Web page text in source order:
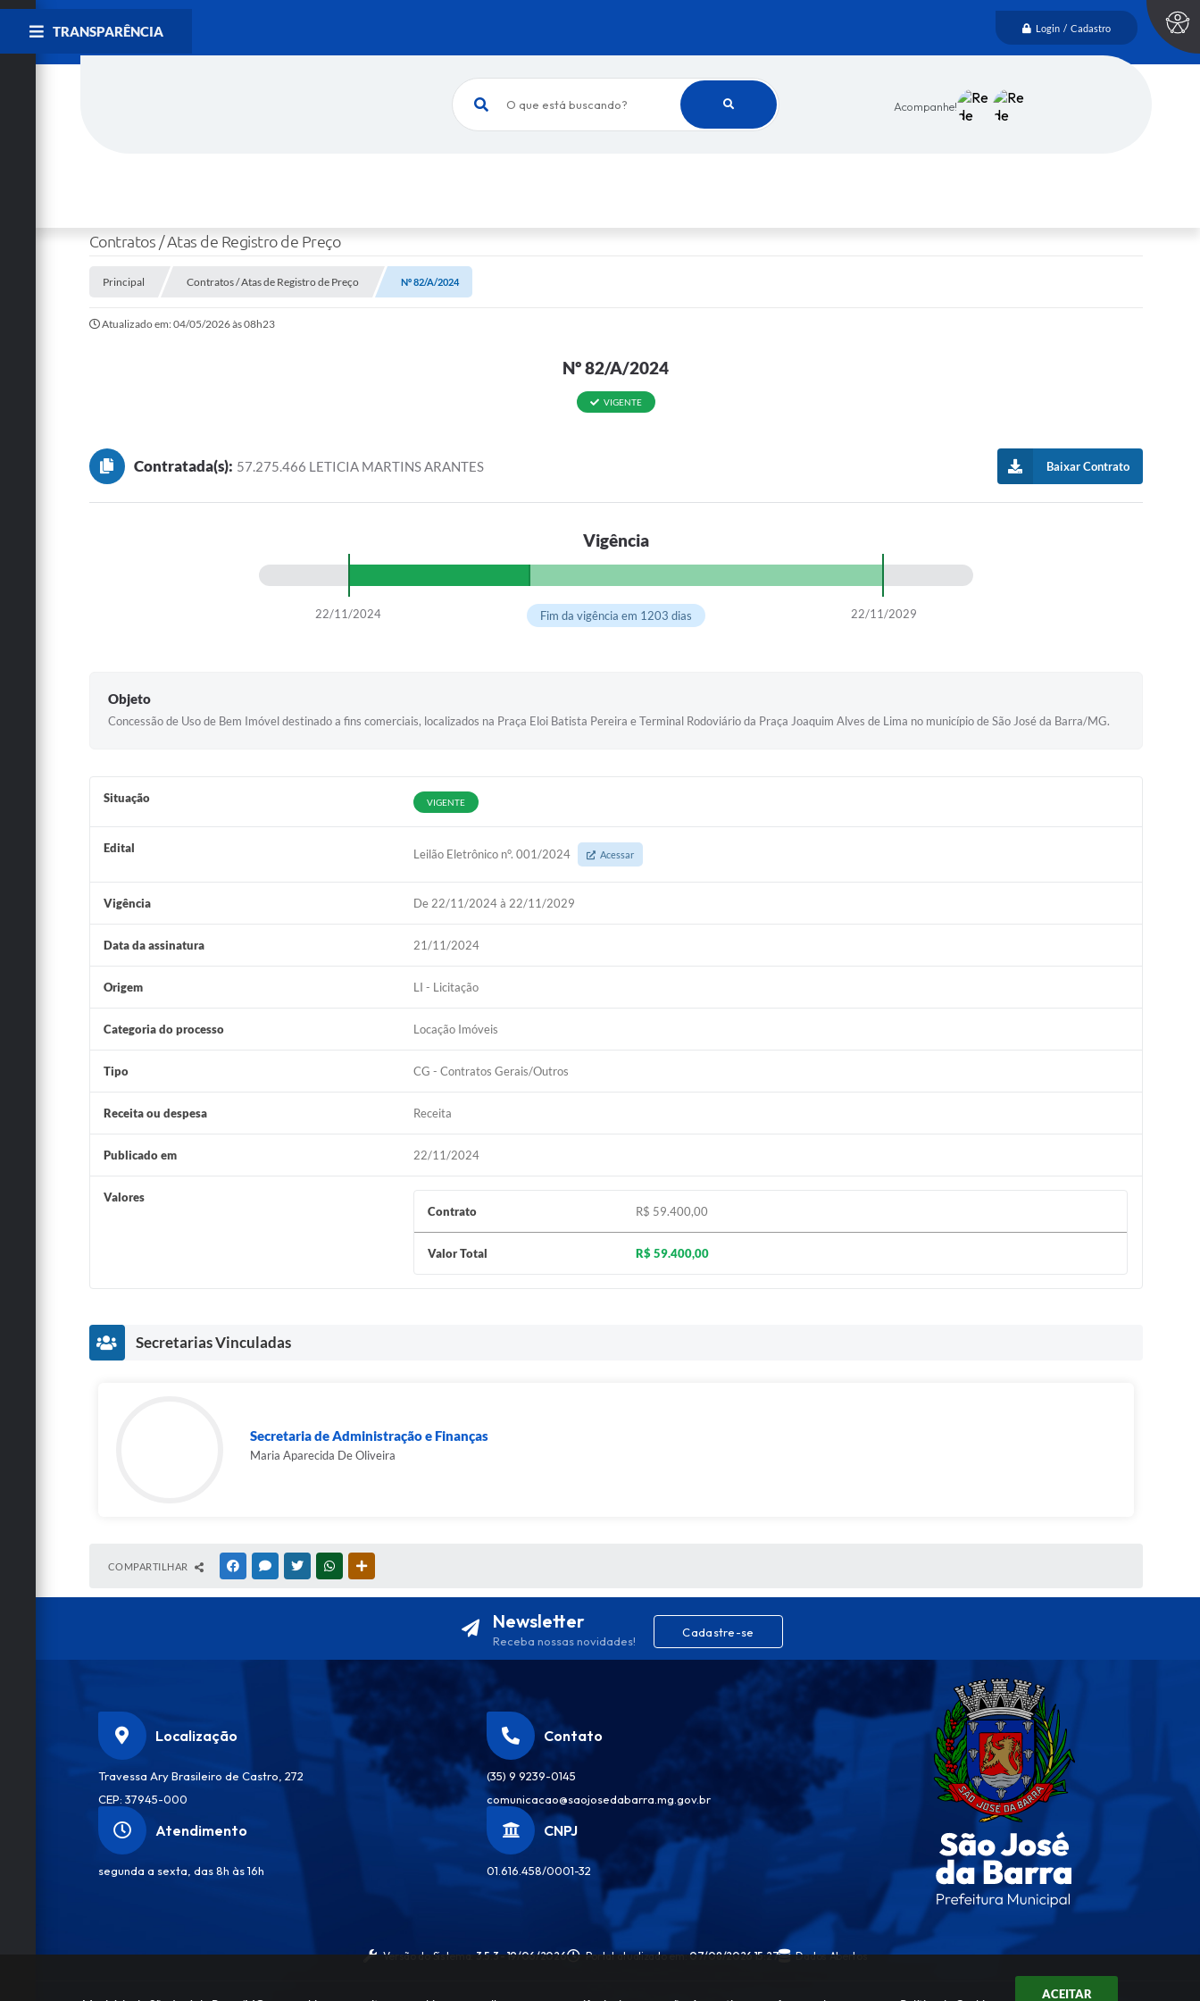
ACEITAR
Login / Cadastro
O que está buscando? Acompanhe!
TRANSPARÊNCIA
Contratos / Atas de Registro de Preço
Principal Contratos / Atas de Registro de Preço Nº 82/A/2024
Atualizado em: 04/05/2026 às 08h23
Nº 82/A/2024
VIGENTE
Contratada(s): 57.275.466 LETICIA MARTINS ARANTES Baixar Contrato
Vigência
22/11/2024 22/11/2029
Fim da vigência em 1203 dias
Objeto
Concessão de Uso de Bem Imóvel destinado a fins comerciais, localizados na Praça Eloi Batista Pereira e Terminal Rodoviário da Praça Joaquim Alves de Lima no município de São José da Barra/MG.
Situação VIGENTE
Edital Leilão Eletrônico n°. 001/2024 Acessar
Vigência De 22/11/2024 à 22/11/2029
Data da assinatura 21/11/2024
Origem LI - Licitação
Categoria do processo Locação Imóveis
Tipo CG - Contratos Gerais/Outros
Receita ou despesa Receita
Publicado em 22/11/2024
Valores
Contrato
R$ 59.400,00
Valor Total R$ 59.400,00
Secretarias Vinculadas
Secretaria de Administração e Finanças
Maria Aparecida De Oliveira
COMPARTILHAR FACEBOOKMESSENGER
TWITTERWHATSAPP
Newsletter
Receba nossas novidades!
Cadastre-se
Localização
Travessa Ary Brasileiro de Castro, 272
CEP: 37945-000
Contato
(35) 9 9239-0145
comunicacao@saojosedabarra.mg.gov.br
Atendimento
segunda a sexta, das 8h às 16h
CNPJ
01.616.458/0001-32
Versão do Sistema:3.5.3 - 19/06/2026 Portal atualizado em:07/08/2026 15:27 Dados Abertos